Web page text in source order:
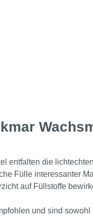
entfalten die
Fülle interessanter
auf Füllstoffe
und sind